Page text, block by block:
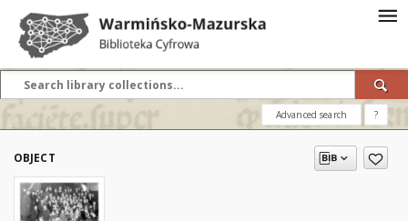
Advanced search ?
OBJECT